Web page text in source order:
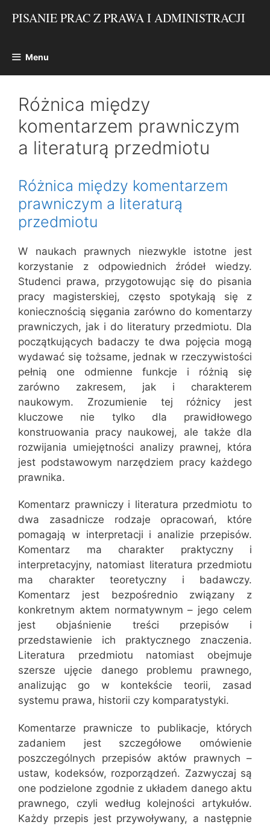
PISANIE PRAC Z PRAWA I ADMINISTRACJI
Menu
Różnica między
komentarzem prawniczym
a literaturą przedmiotu
Różnica między komentarzem
prawniczym a literaturą
przedmiotu
W naukach prawnych niezwykle istotne jest
korzystanie z odpowiednich źródeł wiedzy.
Studenci prawa, przygotowując się do pisania
pracy magisterskiej, często spotykają się z
koniecznością sięgania zarówno do komentarzy
prawniczych, jak i do literatury przedmiotu. Dla
początkujących badaczy te dwa pojęcia mogą
wydawać się tożsame, jednak w rzeczywistości
pełnią one odmienne funkcje i różnią się
zarówno zakresem, jak i charakterem
naukowym. Zrozumienie tej różnicy jest
kluczowe nie tylko dla prawidłowego
konstruowania pracy naukowej, ale także dla
rozwijania umiejętności analizy prawnej, która
jest podstawowym narzędziem pracy każdego
prawnika.
Komentarz prawniczy i literatura przedmiotu to
dwa zasadnicze rodzaje opracowań, które
pomagają w interpretacji i analizie przepisów.
Komentarz ma charakter praktyczny i
interpretacyjny, natomiast literatura przedmiotu
ma charakter teoretyczny i badawczy.
Komentarz jest bezpośrednio związany z
konkretnym aktem normatywnym – jego celem
jest objaśnienie treści przepisów i
przedstawienie ich praktycznego znaczenia.
Literatura przedmiotu natomiast obejmuje
szersze ujęcie danego problemu prawnego,
analizując go w kontekście teorii, zasad
systemu prawa, historii czy komparatystyki.
Komentarze prawnicze to publikacje, których
zadaniem jest szczegółowe omówienie
poszczególnych przepisów aktów prawnych –
ustaw, kodeksów, rozporządzeń. Zazwyczaj są
one podzielone zgodnie z układem danego aktu
prawnego, czyli według kolejności artykułów.
Każdy przepis jest przywoływany, a następnie